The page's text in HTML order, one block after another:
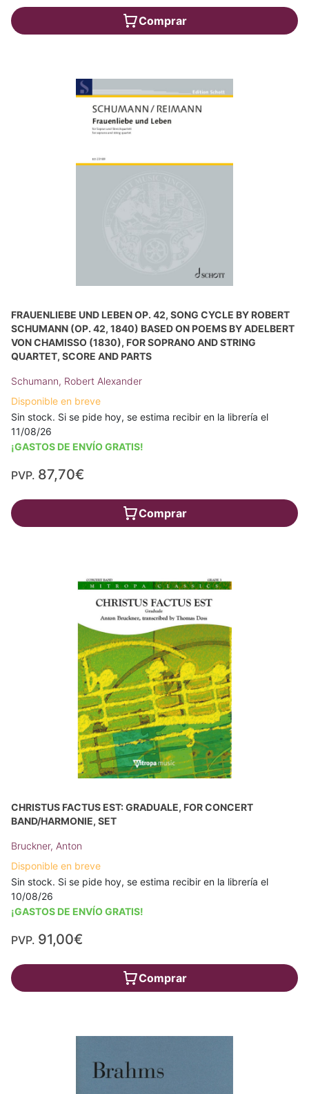
Comprar
FRAUENLIEBE UND LEBEN OP. 42, SONG CYCLE BY ROBERT
SCHUMANN (OP. 42, 1840) BASED ON POEMS BY ADELBERT
VON CHAMISSO (1830), FOR SOPRANO AND STRING
QUARTET, SCORE AND PARTS
Schumann, Robert Alexander
Disponible en breve
Sin stock. Si se pide hoy, se estima recibir en la librería el
11/08/26
¡GASTOS DE ENVÍO GRATIS!
PVP. 87,70€
Comprar
CHRISTUS FACTUS EST: GRADUALE, FOR CONCERT
BAND/HARMONIE, SET
Bruckner, Anton
Disponible en breve
Sin stock. Si se pide hoy, se estima recibir en la librería el
10/08/26
¡GASTOS DE ENVÍO GRATIS!
PVP. 91,00€
Comprar